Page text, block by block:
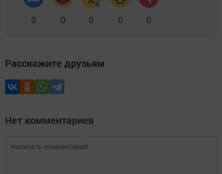
0 0 0 0 0
Расскажите друзьям
Нет комментариев